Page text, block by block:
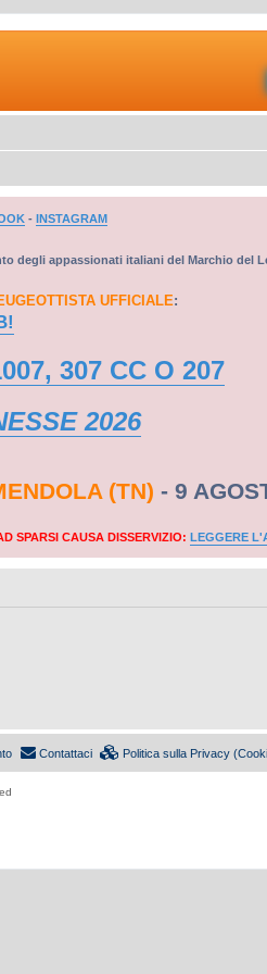
- INSTAGRAM
degli appassionati italiani del Marchio del
UFFICIALE:
307 CC O 207
2026
(TN) - 9
SPARSI CAUSA DISSERVIZIO: LEGGERE
Politica sulla Privacy
Contattaci